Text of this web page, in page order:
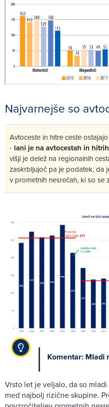
Najvarnejše so
Avtoceste in hitre ceste
- lani je na avtocestah in
višji je delež na regionalnih
zaskrbljujoč pa je podatek, da
v prometnih nesrečah, ki so se
Komentar: Mladi
Vrsto let je veljalo, da so
med najbolj rizične skupine.